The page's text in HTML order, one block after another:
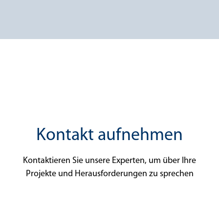
Kontakt aufnehmen
Kontaktieren Sie unsere Experten, um über Ihre
Projekte und Herausforderungen zu sprechen